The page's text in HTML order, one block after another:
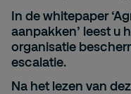
In de whitepaper
aanpakken’ leest u
organisatie
escalatie.
Na het lezen van